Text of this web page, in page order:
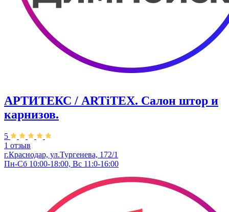
АРТИТЕКС / ARTiTEX. Салон штор и
карнизов.
5
1 отзыв
г.Краснодар, ул.Тургенева, 172/1
Пн-Сб 10:00-18:00, Вс 11:0-16:00